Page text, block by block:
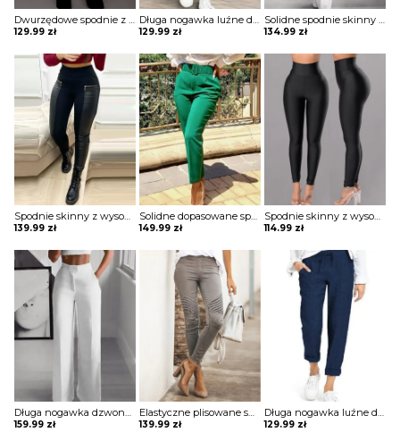
Dwurzędowe spodnie z wysokim stanem i szerokimi nogawkami szorty Csenge
129.99 zł
Długa nogawka luźne dresowe wiązane jednolite wygodne ściągacz casual spodnie Darcie
129.99 zł
Solidne spodnie skinny z wysokim stanem szorty Katha
134.99 zł
Spodnie skinny z wysokim stanem i zamkiem błyskawicznym ze skóry pu Aubry
139.99 zł
Solidne dopasowane spodnie z kieszeniami Thordis
149.99 zł
Spodnie skinny z wysokim stanem Meltem
114.99 zł
Długa nogawka dzwony szerokie luźne jednolite wysoki stan bez wzoru pas eleganckie casual spodnie Golda
159.99 zł
Elastyczne plisowane spodnie zapinane na suwak szorty Belicia
139.99 zł
Długa nogawka luźne dresowe wiązane jednolite wygodne ściągacz casual spodnie Darcie
129.99 zł